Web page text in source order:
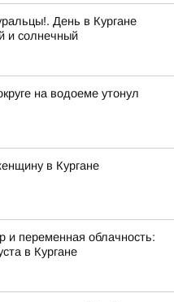
День в Кургане
и солнечный
на водоеме утонул
в Кургане
и переменная облачность:
в Кургане